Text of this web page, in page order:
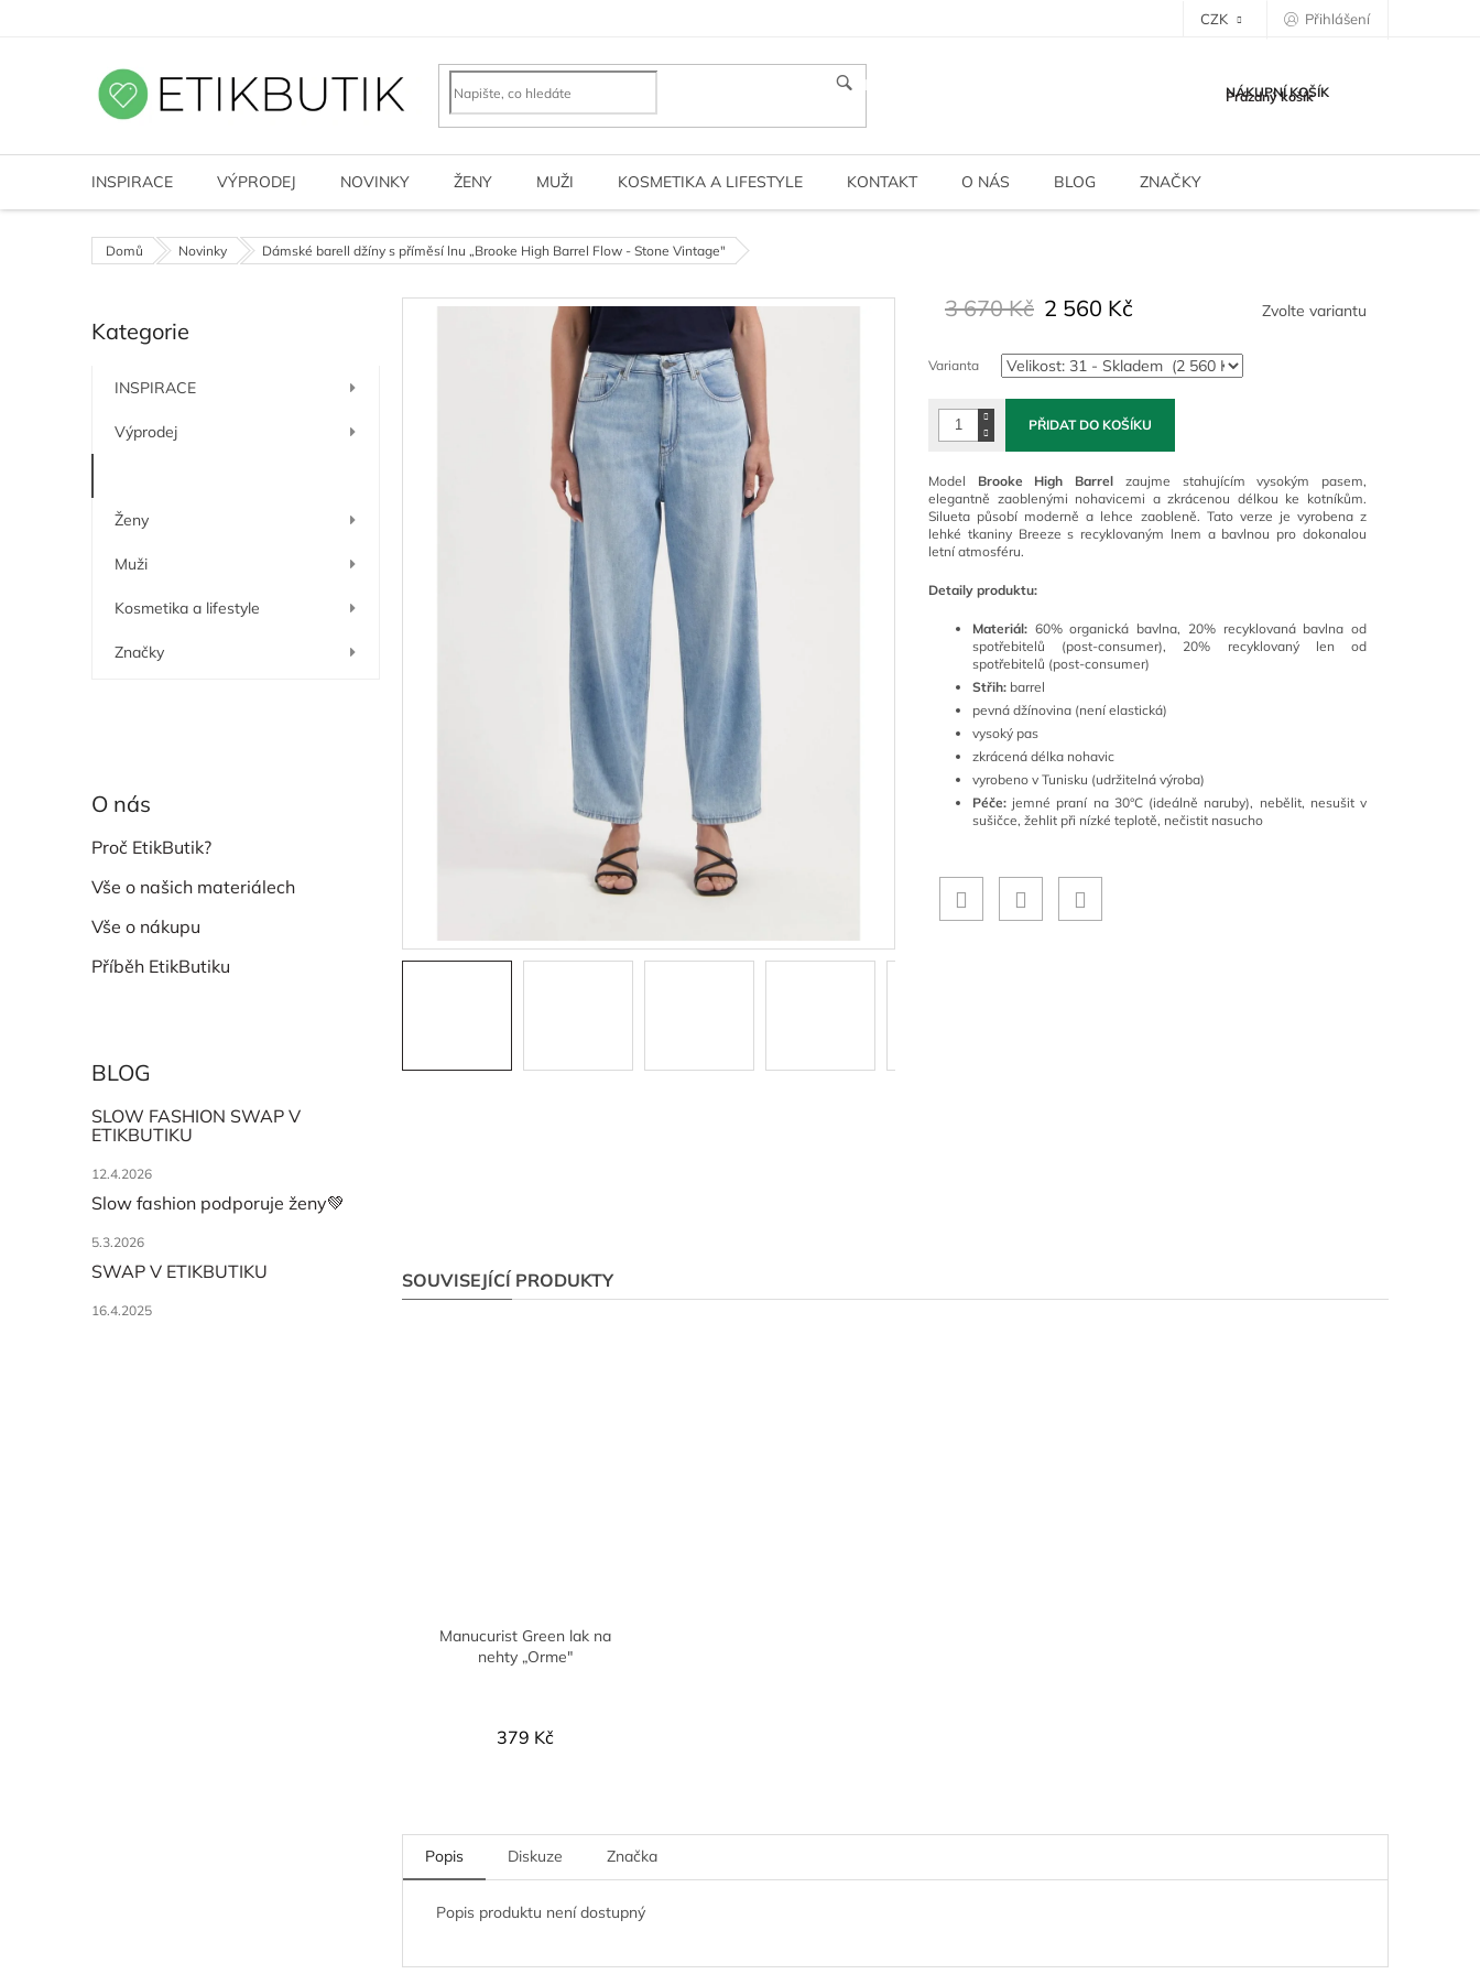
CZK Přihlášení
HLEDAT NÁKUPNÍ KOŠÍK
Prázdný košík
INSPIRACE VÝPRODEJ NOVINKY ŽENY MUŽI KOSMETIKA A LIFESTYLE KONTAKT O NÁS BLOG ZNAČKY
Domů Novinky Dámské barell džíny s příměsí lnu „Brooke High Barrel Flow - Stone Vintage"
o
n
í
Přeskočit
kategorie
Kategorie
INSPIRACE
Výprodej
Ženy
Muži
Kosmetika a lifestyle
Značky
O nás
Proč EtikButik?
Vše o našich materiálech
Vše o nákupu
Příběh EtikButiku
BLOG
SLOW FASHION SWAP V
ETIKBUTIKU
12.4.2026
Slow fashion podporuje ženy💚
5.3.2026
SWAP V ETIKBUTIKU
16.4.2025
3 670 Kč 2 560 Kč
cena:
Zvolte variantu
Varianta
PŘIDAT DO KOŠÍKU
Model Brooke High Barrel zaujme stahujícím vysokým pasem,
elegantně zaoblenými nohavicemi a zkrácenou délkou ke kotníkům.
Silueta působí moderně a lehce zaobleně. Tato verze je vyrobena z
lehké tkaniny Breeze s recyklovaným lnem a bavlnou pro dokonalou
letní atmosféru.
Detaily produktu:
Materiál: 60% organická bavlna, 20% recyklovaná bavlna od
spotřebitelů (post-consumer), 20% recyklovaný len od
spotřebitelů (post-consumer)
Střih: barrel
pevná džínovina (není elastická)
vysoký pas
zkrácená délka nohavic
vyrobeno v Tunisku (udržitelná výroba)
Péče: jemné praní na 30°C (ideálně naruby), nebělit, nesušit v
sušičce, žehlit při nízké teplotě, nečistit nasucho
SOUVISEJÍCÍ PRODUKTY
Manucurist Green lak na
nehty „Orme"
379 Kč
Popis Diskuze Značka
Popis produktu není dostupný